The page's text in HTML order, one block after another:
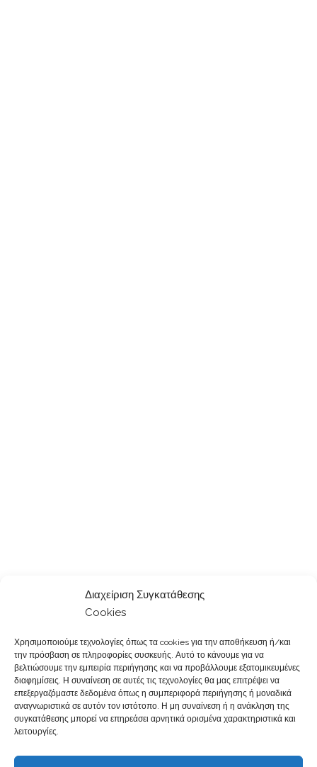
Διαχείριση Συγκατάθεσης
Cookies
Χρησιμοποιούμε τεχνολογίες όπως τα cookies για την αποθήκευση ή/και
την πρόσβαση σε πληροφορίες συσκευής. Αυτό το κάνουμε για να
βελτιώσουμε την εμπειρία περιήγησης και να προβάλλουμε εξατομικευμένες
διαφημίσεις. Η συναίνεση σε αυτές τις τεχνολογίες θα μας επιτρέψει να
επεξεργαζόμαστε δεδομένα όπως η συμπεριφορά περιήγησης ή μοναδικά
αναγνωριστικά σε αυτόν τον ιστότοπο. Η μη συναίνεση ή η ανάκληση της
συγκατάθεσης μπορεί να επηρεάσει αρνητικά ορισμένα χαρακτηριστικά και
λειτουργίες.